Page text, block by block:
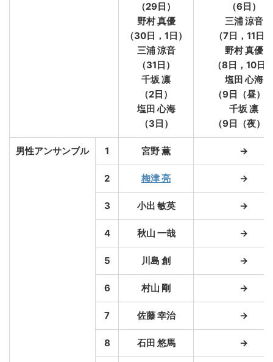
（29日）
野村 真優
（30日，1日）
三浦 涼音
（31日）
千坂 凛
（2日）
塩田 心海
（3日）
（6日）
三浦 涼音
（7日，11日）
野村 真優
（8日，10日
塩田 心海
（9日（昼）
千坂 凛
（9日（夜）
男性アンサンブル 1 宮野 薫 →
2 梅津 亮 →
3 小出 敏英 →
4 秋山 一哉 →
5 川島 創 →
6 村山 剛 →
7 佐藤 幸治 →
8 石田 悠馬 →